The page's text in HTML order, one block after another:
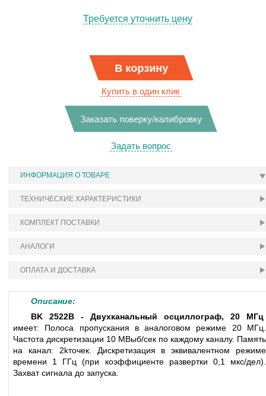
Требуется уточнить цену
В корзину
Купить в один клик
Заказать поверку/калибровку
Задать вопрос
ИНФОРМАЦИЯ О ТОВАРЕ
ТЕХНИЧЕСКИЕ ХАРАКТЕРИСТИКИ
КОМПЛЕКТ ПОСТАВКИ
АНАЛОГИ
ОПЛАТА И ДОСТАВКА
Описание:
BK 2522B - Двухканальный осциллограф, 20 МГц
имеет: Полоса пропускания в аналоговом режиме 20 МГц.
Частота дискретизации 10 МВыб/сек по каждому каналу. Память
на канал: 2kточек. Дискретизация в эквивалентном режиме
времени 1 ГГц (при коэффициенте развертки 0,1 мкс/дел).
Захват сигнала до запуска.